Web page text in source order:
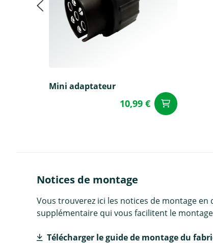
Mini adaptateur
10,99 €
Notices de montage
Vous trouverez ici les notices de montage
supplémentaire qui vous facilitent le
Télécharger le guide de montage du